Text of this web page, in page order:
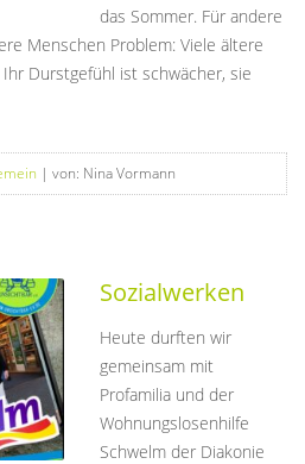
das Sommer. Für andere
Menschen Problem: Viele ältere
Durstgefühl ist schwächer, sie
| von: Nina Vormann
Sozialwerken
Heute durften wir
gemeinsam mit
Profamilia und der
Wohnungslosenhilfe
Schwelm der Diakonie